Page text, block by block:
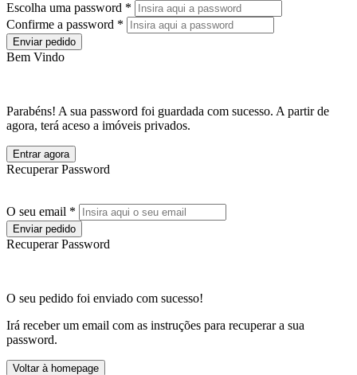
Escolha uma password *
Confirme a password *
Enviar pedido
Bem Vindo
Parabéns! A sua password foi guardada com sucesso. A partir de
agora, terá aceso a imóveis privados.
Entrar agora
Recuperar Password
O seu email *
Enviar pedido
Recuperar Password
O seu pedido foi enviado com sucesso!
Irá receber um email com as instruções para recuperar a sua
password.
Voltar à homepage